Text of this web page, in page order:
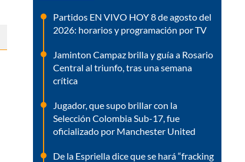
Partidos EN VIVO HOY 8 de agosto del
2026: horarios y programación por TV
Jaminton Campaz brilla y guía a Rosario
Central al triunfo, tras una semana
crítica
Jugador, que supo brillar con la
Selección Colombia Sub-17, fue
oficializado por Manchester United
De la Espriella dice que se hará “fracking